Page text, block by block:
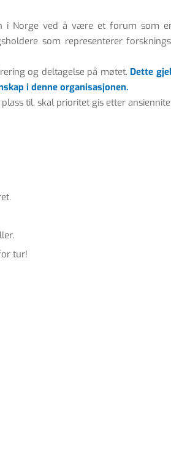
i Norge ved å være et forum som
som representerer
og deltagelse på møtet. Dette
i denne organisasjonen.
til, skal prioritet gis etter
tur!